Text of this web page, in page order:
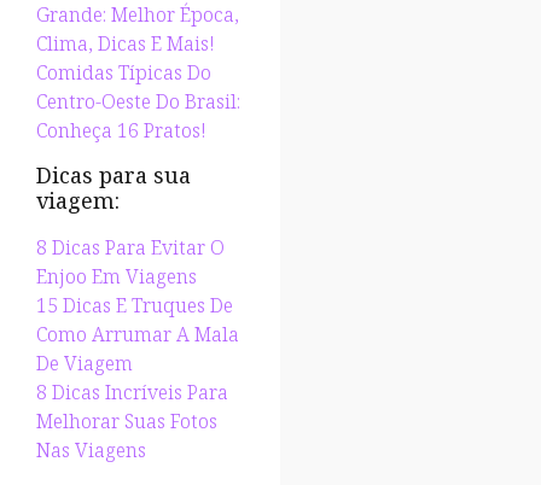
Grande: Melhor Época,
Clima, Dicas E Mais!
Comidas Típicas Do
Centro-Oeste Do Brasil:
Conheça 16 Pratos!
Dicas para sua
viagem:
8 Dicas Para Evitar O
Enjoo Em Viagens
15 Dicas E Truques De
Como Arrumar A Mala
De Viagem
8 Dicas Incríveis Para
Melhorar Suas Fotos
Nas Viagens